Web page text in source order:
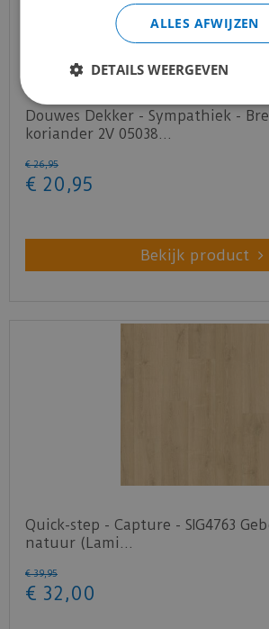
Douwes Dekker - Sympathiek -
koriander 2V 05038…
€ 26,95
€ 20 ,95
Bekijk product
Quick-step - Capture - SIG4763
natuur (Lami…
€ 39,95
€ 32 ,00
ALLES AFWIJZEN
DETAILS WEERGEVEN